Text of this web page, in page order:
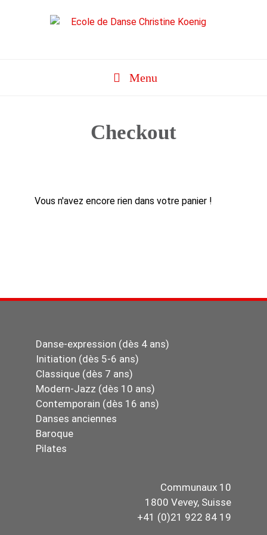
Menu
Checkout
Vous n'avez encore rien dans votre panier !
Danse-expression (dès 4 ans)
Initiation (dès 5-6 ans)
Classique (dès 7 ans)
Modern-Jazz (dès 10 ans)
Contemporain (dès 16 ans)
Danses anciennes
Baroque
Pilates
Communaux 10
1800 Vevey, Suisse
+41 (0)21 922 84 19